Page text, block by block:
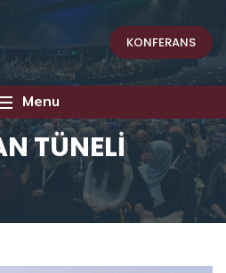
KONFERANS
Menu
TÜNELİ